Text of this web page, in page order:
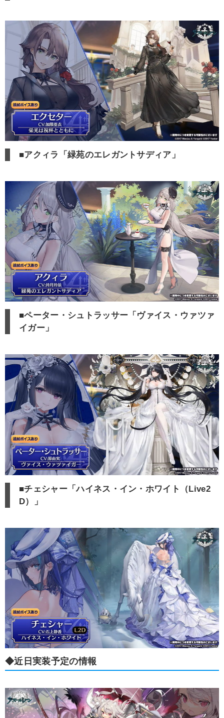
■アクィラ「緑苑のエレガントサディア」
■ペーター・シュトラッサー「ヴァイス・ウァツァ
イガー」
■チェシャー「ハイネス・イン・ホワイト（Live2
D）」
◆近日実装予定の情報